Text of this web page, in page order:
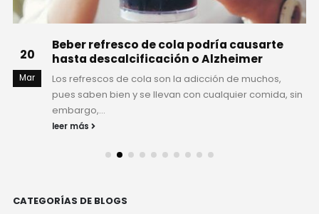
20
Mar
Beber refresco de cola podría causarte
hasta descalcificación o Alzheimer
Los refrescos de cola son la adicción de muchos,
pues saben bien y se llevan con cualquier comida, sin
embargo,...
leer más
CATEGORÍAS DE BLOGS